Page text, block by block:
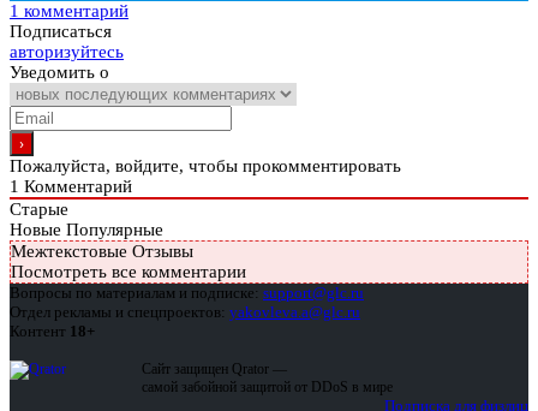
1 комментарий
Подписаться
авторизуйтесь
Уведомить о
Пожалуйста, войдите, чтобы прокомментировать
1 Комментарий
Старые
Новые Популярные
Межтекстовые Отзывы
Посмотреть все комментарии
Вопросы по материалам и подписке: support@glc.ru
Отдел рекламы и спецпроектов: yakovleva.a@glc.ru
Контент 18+
Сайт защищен Qrator —
самой забойной защитой от DDoS в мире
Подписка для физлиц